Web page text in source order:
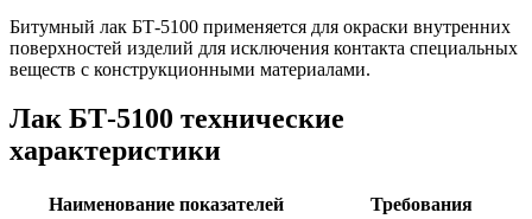
Битумный лак БТ-5100 применяется для окраски внутренних
поверхностей изделий для исключения контакта специальных
веществ с конструкционными материалами.
Лак БТ-5100 технические
характеристики
Наименование показателей Требования